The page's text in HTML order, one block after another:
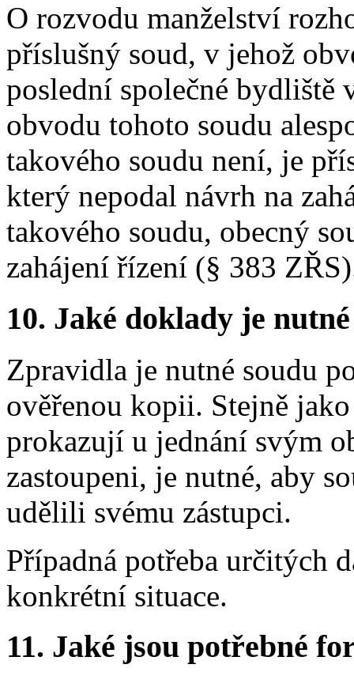
O rozvodu manželství
příslušný soud, v jehož
poslední společné
obvodu tohoto soudu
takového soudu není, je
který nepodal návrh na
takového soudu, obecný
zahájení řízení (§ 383
10. Jaké doklady je
Zpravidla je nutné soudu
ověřenou kopii. Stejně
prokazují u jednání svým
zastoupeni, je nutné, aby
udělili svému zástupci.
Případná potřeba určitých
konkrétní situace.
11. Jaké jsou potřebné